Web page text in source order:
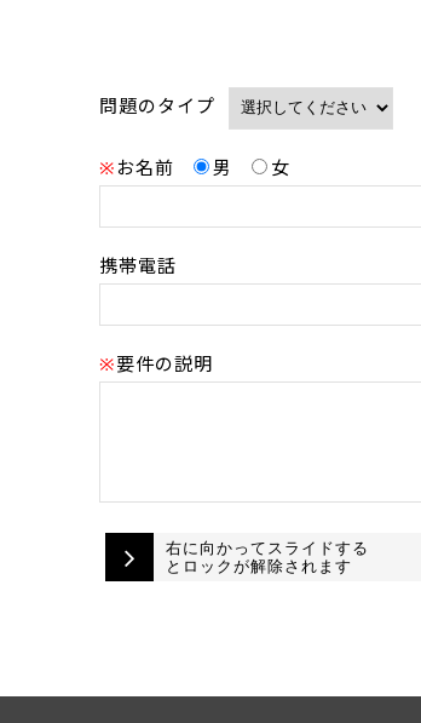
問題のタイプ
※ お名前 男 女
携帯電話
※要件の説明
右に向かってスライドする
とロックが解除されます